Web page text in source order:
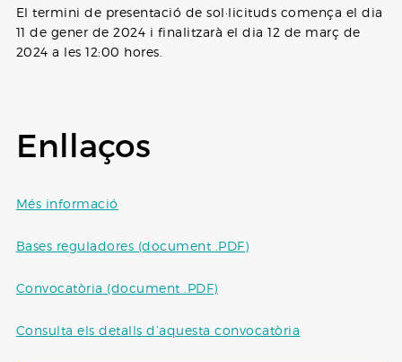
El termini de presentació de sol·licituds comença el dia
11 de gener de 2024 i finalitzarà el dia 12 de març de
2024 a les 12:00 hores.
Enllaços
Més informació
Bases reguladores (document .PDF)
Convocatòria (document .PDF)
Consulta els detalls d’aquesta convocatòria